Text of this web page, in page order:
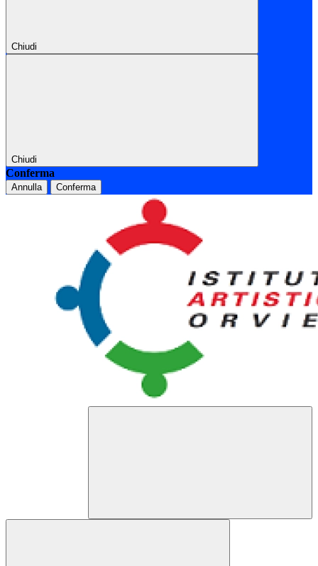
Chiudi
Chiudi
Conferma
Annulla Conferma